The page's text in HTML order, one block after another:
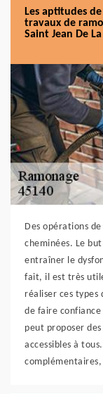
Les aptitudes
travaux de
Saint Jean De
Des opérations
cheminées. Le
entraîner le
fait, il est très
réaliser ces types
de faire
peut proposer
accessibles à